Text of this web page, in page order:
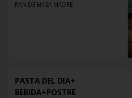
PAN DE MASA MADRE
PASTA DEL DIA+
BEBIDA+POSTRE